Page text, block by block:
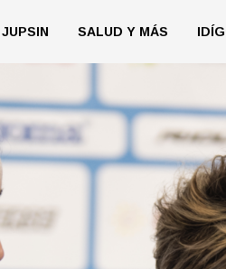
JUPSIN SALUD Y MÁS